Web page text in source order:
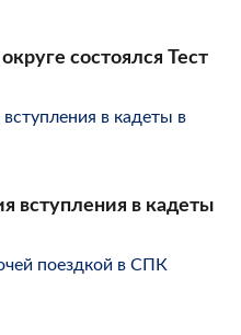
состоялся Тест
вступления в кадеты